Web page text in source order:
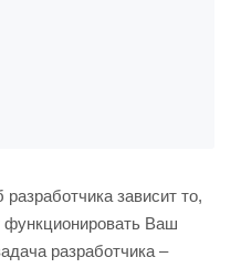
зависит то,
функционировать Ваш
разработчика –